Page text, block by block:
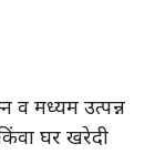
व मध्यम उत्पन्न
घर खरेदी